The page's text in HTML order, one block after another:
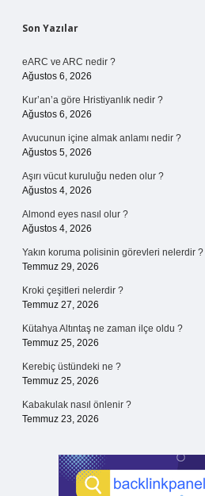
Sidebar
Son Yazılar
eARC ve ARC nedir ?
Ağustos 6, 2026
Kur’an’a göre Hristiyanlık nedir ?
Ağustos 6, 2026
Avucunun içine almak anlamı nedir ?
Ağustos 5, 2026
Aşırı vücut kuruluğu neden olur ?
Ağustos 4, 2026
Almond eyes nasıl olur ?
Ağustos 4, 2026
Yakın koruma polisinin görevleri nelerdir ?
Temmuz 29, 2026
Kroki çeşitleri nelerdir ?
Temmuz 27, 2026
Kütahya Altıntaş ne zaman ilçe oldu ?
Temmuz 25, 2026
Kerebiç üstündeki ne ?
Temmuz 25, 2026
Kabakulak nasıl önlenir ?
Temmuz 23, 2026